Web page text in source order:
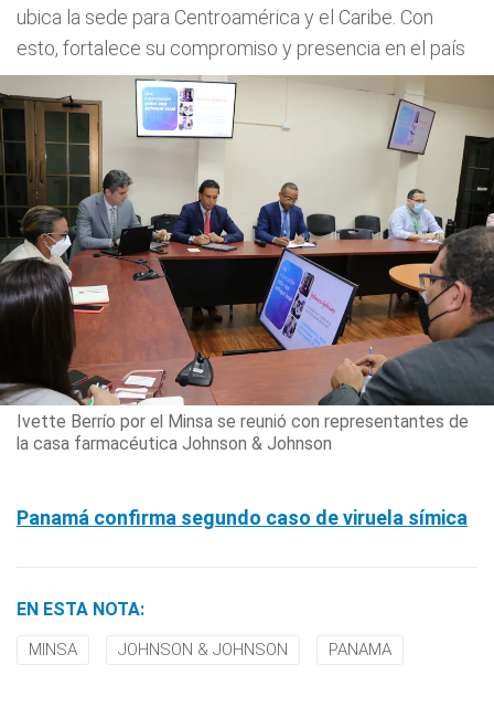
ubica la sede para Centroamérica y el Caribe. Con
esto, fortalece su compromiso y presencia en el país
Ivette Berrío por el Minsa se reunió con representantes de
la casa farmacéutica Johnson & Johnson
Panamá confirma segundo caso de viruela símica
EN ESTA NOTA:
MINSA JOHNSON & JOHNSON PANAMA